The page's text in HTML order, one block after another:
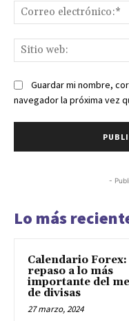
Guardar mi nombre,
navegador la próxima vez
-
Lo más
Calendario
repaso a lo más
importante del
de divisas
27 marzo, 2024